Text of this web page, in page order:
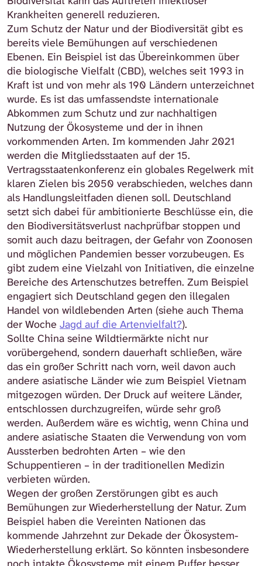
Krankheiten generell reduzieren.
Zum Schutz der Natur und der Biodiversität gibt es
bereits viele Bemühungen auf verschiedenen
Ebenen. Ein Beispiel ist das Übereinkommen über
die biologische Vielfalt (CBD), welches seit 1993 in
Kraft ist und von mehr als 190 Ländern unterzeichnet
wurde. Es ist das umfassendste internationale
Abkommen zum Schutz und zur nachhaltigen
Nutzung der Ökosysteme und der in ihnen
vorkommenden Arten. Im kommenden Jahr 2021
werden die Mitgliedsstaaten auf der 15.
Vertragsstaatenkonferenz ein globales Regelwerk mit
klaren Zielen bis 2050 verabschieden, welches dann
als Handlungsleitfaden dienen soll. Deutschland
setzt sich dabei für ambitionierte Beschlüsse ein, die
den Biodiversitätsverlust nachprüfbar stoppen und
somit auch dazu beitragen, der Gefahr von Zoonosen
und möglichen Pandemien besser vorzubeugen. Es
gibt zudem eine Vielzahl von Initiativen, die einzelne
Bereiche des Artenschutzes betreffen. Zum Beispiel
engagiert sich Deutschland gegen den illegalen
Handel von wildlebenden Arten (siehe auch Thema
der Woche Jagd auf die Artenvielfalt?).
Sollte China seine Wildtiermärkte nicht nur
vorübergehend, sondern dauerhaft schließen, wäre
das ein großer Schritt nach vorn, weil davon auch
andere asiatische Länder wie zum Beispiel Vietnam
mitgezogen würden. Der Druck auf weitere Länder,
entschlossen durchzugreifen, würde sehr groß
werden. Außerdem wäre es wichtig, wenn China und
andere asiatische Staaten die Verwendung von vom
Aussterben bedrohten Arten – wie den
Schuppentieren – in der traditionellen Medizin
verbieten würden.
Wegen der großen Zerstörungen gibt es auch
Bemühungen zur Wiederherstellung der Natur. Zum
Beispiel haben die Vereinten Nationen das
kommende Jahrzehnt zur Dekade der Ökosystem-
Wiederherstellung erklärt. So könnten insbesondere